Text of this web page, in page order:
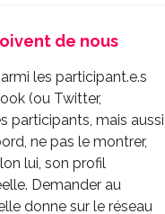
de nous
les participant.e.s
(ou Twitter,
participants, mais aussi
ne pas le montrer,
lui, son profil
Demander au
donne sur le réseau